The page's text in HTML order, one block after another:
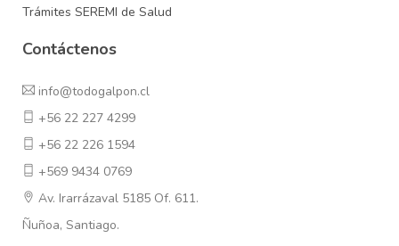
Trámites SEREMI de Salud
Contáctenos
info@todogalpon.cl
+56 22 227 4299
+56 22 226 1594
+569 9434 0769
Av. Irarrázaval 5185 Of. 611.
Ñuñoa, Santiago.